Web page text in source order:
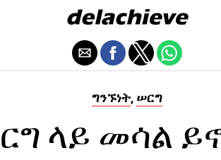
ግንኙነት, ሠርግ
ላይ መሳል